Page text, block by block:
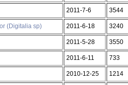
2011-7-6 3544
(Digitalia sp) 2011-6-18 3240
2011-5-28 3550
2011-6-11 733
2010-12-25 1214